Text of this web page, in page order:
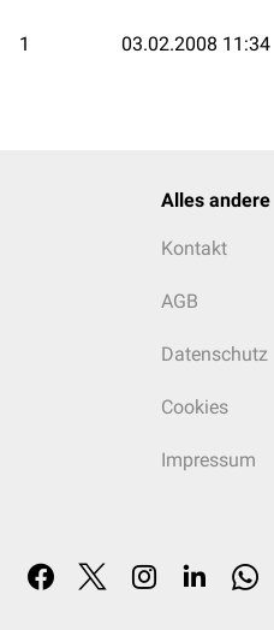
1 03.02.2008 11:34
Alles andere
Kontakt
AGB
Datenschutz
Cookies
Impressum